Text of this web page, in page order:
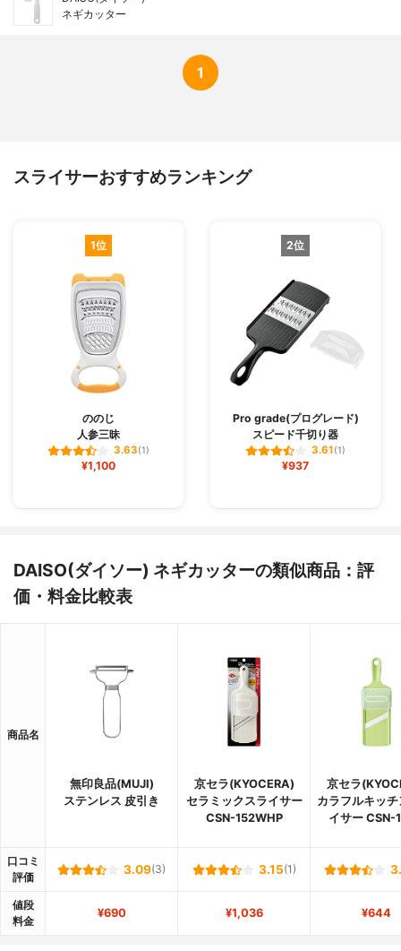
ネギカッター
1
スライサーおすすめランキング
1位
ののじ
人参三昧
3.63(1)
¥1,100
2位
Pro grade(プログレード)
スピード千切り器
3.61(1)
¥937
DAISO(ダイソー) ネギカッターの類似商品：評
価・料金比較表
商品名
無印良品(MUJI)
ステンレス 皮引き
京セラ(KYOCERA)
セラミックスライサー
CSN-152WHP
京セラ
カラフルキッチ
イサー CSN-
口コミ
評価
3.09(3) 3.15(1)
値段
料金
¥690 ¥1,036 ¥644